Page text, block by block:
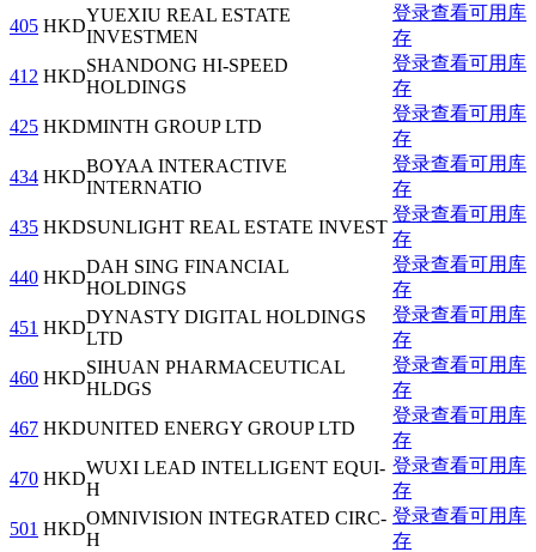
405 HKD
YUEXIU REAL ESTATE
INVESTMEN
登录查看可用库
存
412 HKD
SHANDONG HI-SPEED
HOLDINGS
登录查看可用库
存
425 HKDMINTH GROUP LTD
登录查看可用库
存
434 HKD
BOYAA INTERACTIVE
INTERNATIO
登录查看可用库
存
435 HKDSUNLIGHT REAL ESTATE INVEST
登录查看可用库
存
440 HKD
DAH SING FINANCIAL
HOLDINGS
登录查看可用库
存
451 HKD
DYNASTY DIGITAL HOLDINGS
LTD
登录查看可用库
存
460 HKD
SIHUAN PHARMACEUTICAL
HLDGS
登录查看可用库
存
467 HKDUNITED ENERGY GROUP LTD
登录查看可用库
存
470 HKD
WUXI LEAD INTELLIGENT EQUI-
H
登录查看可用库
存
501 HKD
OMNIVISION INTEGRATED CIRC-
H
登录查看可用库
存